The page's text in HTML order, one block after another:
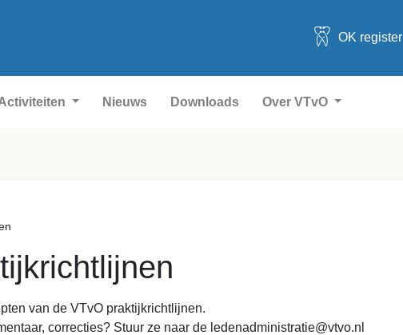
OK register
Nieuws Downloads Over VTvO
van de VTvO praktijkrichtlijnen.
correcties? Stuur ze naar de ledenadministratie@vtvo.nl